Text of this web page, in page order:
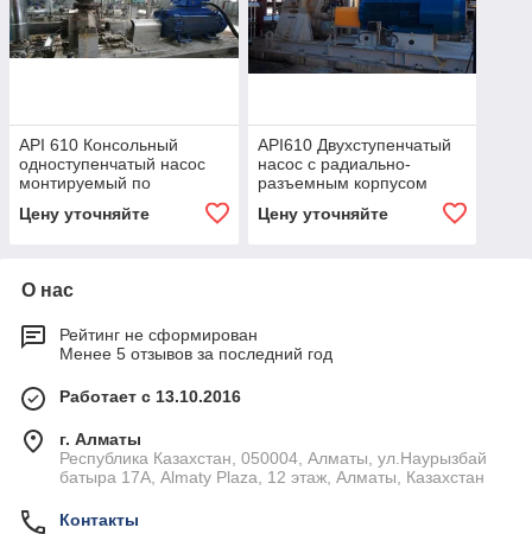
API 610 Консольный
одноступенчатый насос
монтируемый по
OH2
Цену уточняйте
API610 Двухступенчатый
насос с радиально-
разъемным корпусом
тип ВВ2
Цену уточняйте
О нас
Рейтинг не сформирован
Менее 5 отзывов за последний год
Работает с 13.10.2016
г. Алматы
Республика Казахстан, 050004, Алматы, ул.Наурызбай
батыра 17А, Almaty Plaza, 12 этаж, Алматы, Казахстан
Контакты